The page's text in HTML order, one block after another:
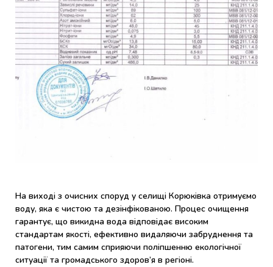
На виході з очисних споруд у селищі Корюківка отримуємо
воду, яка є чистою та дезінфікованою. Процес очищення
гарантує, що викидна вода відповідає високим
стандартам якості, ефективно видаляючи забруднення та
патогени, тим самим сприяючи поліпшенню екологічної
ситуації та громадського здоров’я в регіоні.